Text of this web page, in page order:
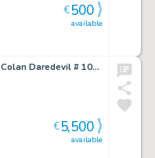
available
€500
Tavola originale Gene Colan Daredevil # 100 pg. 28
available
€5,500